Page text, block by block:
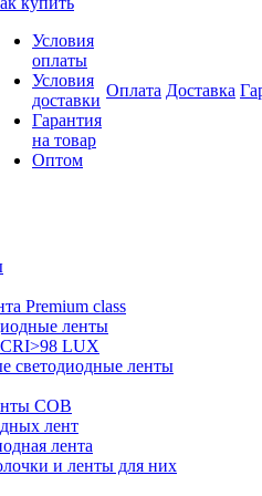
Условия
оплаты
Условия
доставки
Гарантия
на товар
Оптом
Оплата Доставка
Premium class
ленты
LUX
светодиодные ленты
COB
лент
лента
и ленты для них